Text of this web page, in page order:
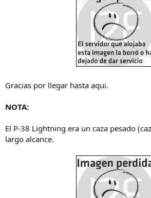
Gracias por llegar hasta aqui.
NOTA:
El P-38 Lightning era un caza pesado
largo alcance.